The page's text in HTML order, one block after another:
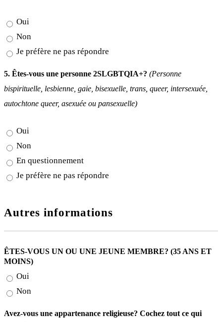
Oui
Non
Je préfère ne pas répondre
5. Êtes-vous une personne 2SLGBTQIA+? (Personne
bispirituelle, lesbienne, gaie, bisexuelle, trans, queer, intersexuée,
autochtone queer, asexuée ou pansexuelle)
Oui
Non
En questionnement
Je préfère ne pas répondre
Autres informations
ÊTES-VOUS UN OU UNE JEUNE MEMBRE? (35 ANS ET
MOINS)
Oui
Non
Avez-vous une appartenance religieuse? Cochez tout ce qui